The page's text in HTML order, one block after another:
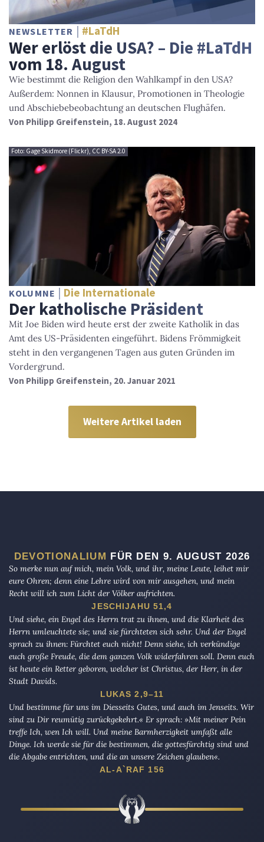
NEWSLETTER #LaTdH
Wer erlöst die USA? – Die #LaTdH
vom 18. August
Wie bestimmt die Religion den Wahlkampf in den USA?
Außerdem: Nonnen in Klausur, Promotionen in Theologie
und Abschiebebeobachtung an deutschen Flughäfen.
Von Philipp Greifenstein, 18. August 2024
Foto: Gage Skidmore (Flickr), CC BY-SA 2.0
KOLUMNE Die Internationale
Der katholische Präsident
Mit Joe Biden wird heute erst der zweite Katholik in das
Amt des US-Präsidenten eingeführt. Bidens Frömmigkeit
steht in den vergangenen Tagen aus guten Gründen im
Vordergrund.
Von Philipp Greifenstein, 20. Januar 2021
Weitere Artikel laden
DEVOTIONALIUM
FÜR DEN 9. AUGUST 2026
So merke nun auf mich, mein Volk, und ihr, meine Leute, leihet mir
eure Ohren; denn eine Lehre wird von mir ausgehen, und mein
Recht will ich zum Licht der Völker aufrichten.
JESCHIJAHU 51,4
Und siehe, ein Engel des Herrn trat zu ihnen, und die Klarheit des
Herrn umleuchtete sie; und sie fürchteten sich sehr. Und der Engel
sprach zu ihnen: Fürchtet euch nicht! Denn siehe, ich verkündige
euch große Freude, die dem ganzen Volk widerfahren soll. Denn euch
ist heute ein Retter geboren, welcher ist Christus, der Herr, in der
Stadt Davids.
LUKAS 2,9–11
Und bestimme für uns im Diesseits Gutes, und auch im Jenseits. Wir
sind zu Dir reumütig zurückgekehrt.« Er sprach: »Mit meiner Pein
treffe Ich, wen Ich will. Und meine Barmherzigkeit umfaßt alle
Dinge. Ich werde sie für die bestimmen, die gottesfürchtig sind und
die Abgabe entrichten, und die an unsere Zeichen glauben«.
AL-A`RAF 156